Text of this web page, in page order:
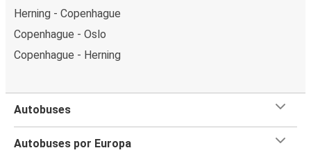
Herning - Copenhague
Copenhague - Oslo
Copenhague - Herning
Autobuses
Autobuses por Europa